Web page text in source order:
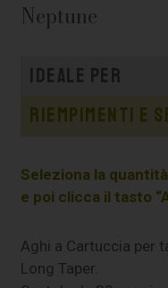
Neptune
Ideale per
Riempimenti e
Seleziona la
e poi clicca il tasto
Aghi a Cartuccia per
Long Taper.